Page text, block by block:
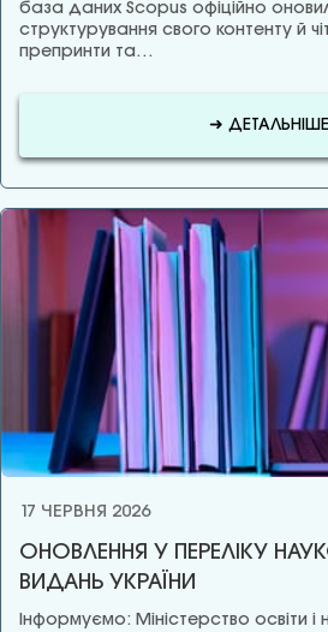
база даних Scopus офіційно
структурування свого контенту й
препринти та…
➜ ДЕТАЛЬНІШЕ
17 ЧЕРВНЯ 2026
ОНОВЛЕННЯ У ПЕРЕЛІКУ
ВИДАНЬ УКРАЇНИ
Інформуємо: Міністерство освіти і